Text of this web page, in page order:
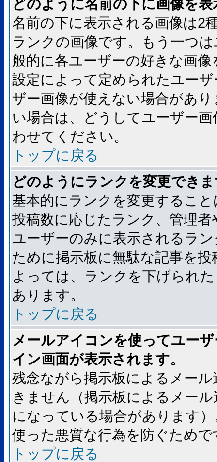
どのように名前の下に画像を
名前の下に表示される画像は2
ランクの画像です。もう一つ
般的に各ユーザーの好きな画
設定によって定められたユー
ザー画像が使えない場合があ
い場合は、どうしてユーザー
わせてください。
トップに戻る
どのようにランクを変更でき
基本的にランクを変更するこ
投稿数に応じたランク、管理
ユーザーのみに表示されるラ
ために掲示板に無駄な記事を
よっては、ランクを下げられ
あります。
トップに戻る
メールアイコンを使ってユー
イン画面が表示されます。
残念ながら掲示板によるメー
きません（掲示板によるメー
になっている場合があります
使った悪質な行為を防ぐためで
トップに戻る